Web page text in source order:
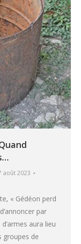
août 2023
« Gédéon perd
par
aura lieu
groupes de